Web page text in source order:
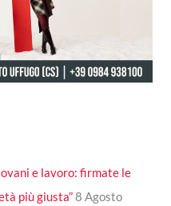
e lavoro: firmate le
più giusta”8 Agosto